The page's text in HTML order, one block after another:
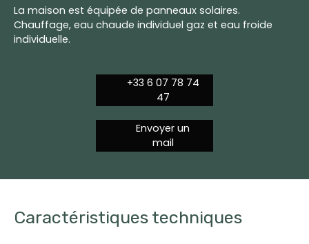
La maison est équipée de panneaux solaires.
Chauffage, eau chaude individuel gaz et eau froide
individuelle.
+33 6 07 78 74
47
Envoyer un
mail
Caractéristiques techniques